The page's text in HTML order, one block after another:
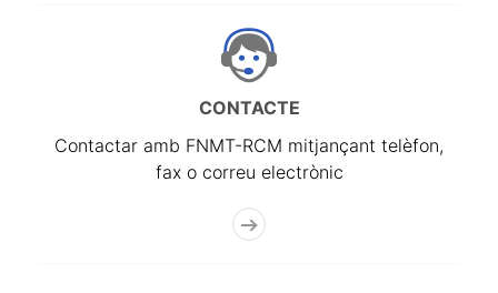
CONTACTE
Contactar amb FNMT-RCM mitjançant telèfon,
fax o correu electrònic